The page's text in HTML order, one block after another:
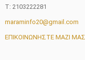
T: 2103222281
maraminfo20@gmail.com
ΕΠΙΚΟΙΝΩΝΗΣΤΕ ΜΑΖΙ ΜΑΣ